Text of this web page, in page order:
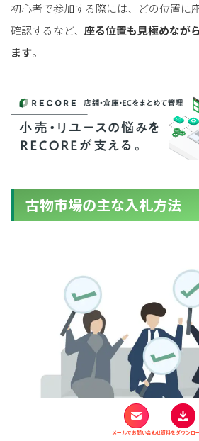
初心者で参加する際には、どの位置に
確認するなど、 座る位置も見極めなが
ます。
古物市場の主な入札方法
メールでお問い合わせ資料をダウンロ